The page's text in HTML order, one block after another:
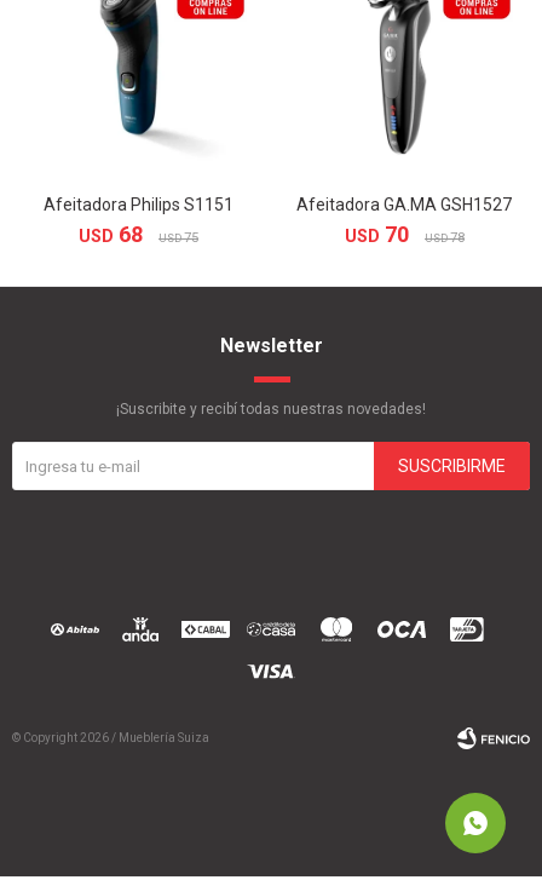
Afeitadora Philips S1151
USD 68 USD 75
Afeitadora GA.MA GSH1527
USD 70 USD 78
Newsletter
¡Suscribite y recibí todas nuestras novedades!
SUSCRIBIRME
© Copyright 2026 / Mueblería Suiza